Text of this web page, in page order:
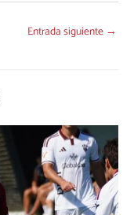
Entrada siguiente →